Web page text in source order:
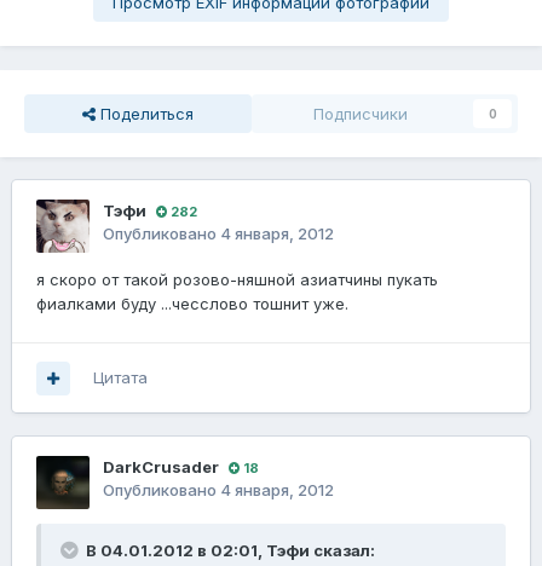
Поделиться Подписчики 0
Тэфи 282
Опубликовано 4 января, 2012
я скоро от такой розово-няшной азиатчины пукать
фиалками буду ...чесслово тошнит уже.
Цитата
DarkCrusader 18
Опубликовано 4 января, 2012
В 04.01.2012 в 02:01, Тэфи сказал: